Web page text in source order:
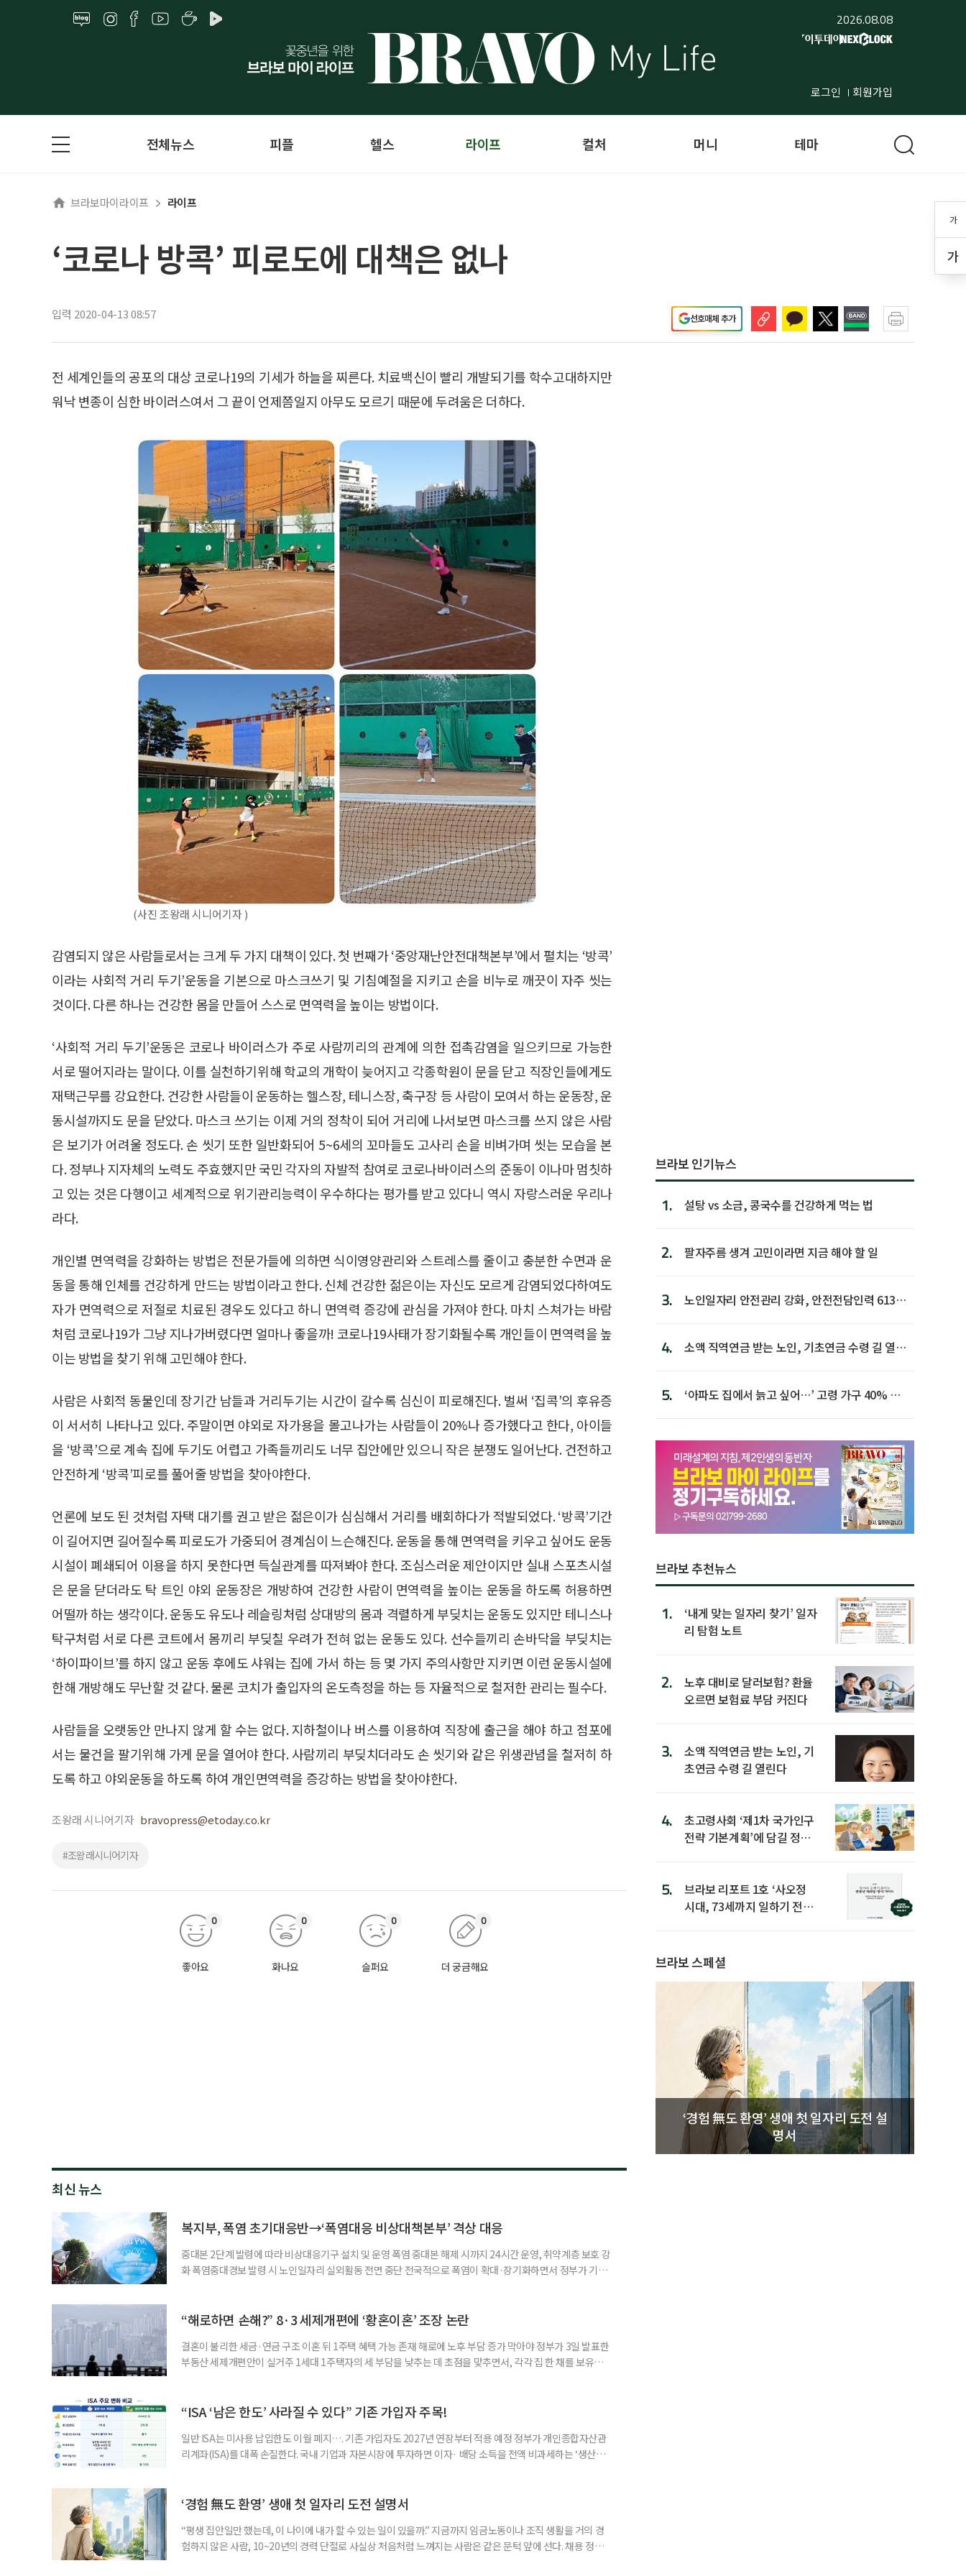
2026.08.08
로그인 회원가입
가
가
전체뉴스 피플 헬스 라이프 컬처 머니 테마
브라보마이라이프 라이프
‘코로나 방콕’ 피로도에 대책은 없나
입력 2020-04-13 08:57 선호매체 추가
전 세계인들의 공포의 대상 코로나19의 기세가 하늘을 찌른다. 치료백신이 빨리 개발되기를 학수고대하지만
워낙 변종이 심한 바이러스여서 그 끝이 언제쯤일지 아무도 모르기 때문에 두려움은 더하다.
(사진 조왕래 시니어기자 )
감염되지 않은 사람들로서는 크게 두 가지 대책이 있다. 첫 번째가 ‘중앙재난안전대책본부’에서 펼치는 ‘방콕’
이라는 사회적 거리 두기’운동을 기본으로 마스크쓰기 및 기침예절을 지키고 손을 비누로 깨끗이 자주 씻는
것이다. 다른 하나는 건강한 몸을 만들어 스스로 면역력을 높이는 방법이다.
‘사회적 거리 두기’운동은 코로나 바이러스가 주로 사람끼리의 관계에 의한 접촉감염을 일으키므로 가능한
서로 떨어지라는 말이다. 이를 실천하기위해 학교의 개학이 늦어지고 각종학원이 문을 닫고 직장인들에게도
재택근무를 강요한다. 건강한 사람들이 운동하는 헬스장, 테니스장, 축구장 등 사람이 모여서 하는 운동장, 운
동시설까지도 문을 닫았다. 마스크 쓰기는 이제 거의 정착이 되어 거리에 나서보면 마스크를 쓰지 않은 사람
은 보기가 어려울 정도다. 손 씻기 또한 일반화되어 5~6세의 꼬마들도 고사리 손을 비벼가며 씻는 모습을 본
다. 정부나 지자체의 노력도 주효했지만 국민 각자의 자발적 참여로 코로나바이러스의 준동이 이나마 멈칫하
고 있는 것은 다행이고 세계적으로 위기관리능력이 우수하다는 평가를 받고 있다니 역시 자랑스러운 우리나
라다.
개인별 면역력을 강화하는 방법은 전문가들에 의하면 식이영양관리와 스트레스를 줄이고 충분한 수면과 운
동을 통해 인체를 건강하게 만드는 방법이라고 한다. 신체 건강한 젊은이는 자신도 모르게 감염되었다하여도
자가 면역력으로 저절로 치료된 경우도 있다고 하니 면역력 증강에 관심을 가져야 한다. 마치 스쳐가는 바람
처럼 코로나19가 그냥 지나가버렸다면 얼마나 좋을까! 코로나19사태가 장기화될수록 개인들이 면역력을 높
이는 방법을 찾기 위해 고민해야 한다.
사람은 사회적 동물인데 장기간 남들과 거리두기는 시간이 갈수록 심신이 피로해진다. 벌써 ‘집콕’의 후유증
이 서서히 나타나고 있다. 주말이면 야외로 자가용을 몰고나가는 사람들이 20%나 증가했다고 한다, 아이들
을 ‘방콕’으로 계속 집에 두기도 어렵고 가족들끼리도 너무 집안에만 있으니 작은 분쟁도 일어난다. 건전하고
안전하게 ‘방콕’피로를 풀어줄 방법을 찾아야한다.
언론에 보도 된 것처럼 자택 대기를 권고 받은 젊은이가 심심해서 거리를 배회하다가 적발되었다. ‘방콕’기간
이 길어지면 길어질수록 피로도가 가중되어 경계심이 느슨해진다. 운동을 통해 면역력을 키우고 싶어도 운동
시설이 폐쇄되어 이용을 하지 못한다면 득실관계를 따져봐야 한다. 조심스러운 제안이지만 실내 스포츠시설
은 문을 닫더라도 탁 트인 야외 운동장은 개방하여 건강한 사람이 면역력을 높이는 운동을 하도록 허용하면
어떨까 하는 생각이다. 운동도 유도나 레슬링처럼 상대방의 몸과 격렬하게 부딪치는 운동도 있지만 테니스나
탁구처럼 서로 다른 코트에서 몸끼리 부딪칠 우려가 전혀 없는 운동도 있다. 선수들끼리 손바닥을 부딪치는
‘하이파이브’를 하지 않고 운동 후에도 샤워는 집에 가서 하는 등 몇 가지 주의사항만 지키면 이런 운동시설에
한해 개방해도 무난할 것 같다. 물론 코치가 출입자의 온도측정을 하는 등 자율적으로 철저한 관리는 필수다.
사람들을 오랫동안 만나지 않게 할 수는 없다. 지하철이나 버스를 이용하여 직장에 출근을 해야 하고 점포에
서는 물건을 팔기위해 가게 문을 열어야 한다. 사람끼리 부딪치더라도 손 씻기와 같은 위생관념을 철저히 하
도록 하고 야외운동을 하도록 하여 개인면역력을 증강하는 방법을 찾아야한다.
조왕래 시니어기자 bravopress@etoday.co.kr
#조왕래시니어기자
좋아요
0
화나요
0
슬퍼요
0
더 궁금해요
0
최신 뉴스
복지부, 폭염 초기대응반→‘폭염대응 비상대책본부’ 격상 대응
중대본 2단계 발령에 따라 비상대응기구 설치 및 운영 폭염 중대본 해제 시까지 24시간 운영, 취약계층 보호 강
화 폭염중대경보 발령 시 노인일자리 실외활동 전면 중단 전국적으로 폭염이 확대·장기화하면서 정부가 기존
책본부(중대본) 2단계(심각)가 발령된 이후에도 폭염이 전국적으로 확대되고 장기화한 데 따른 것이다. 기존에
“해로하면 손해?” 8·3 세제개편에 ‘황혼이혼’ 조장 논란
결혼이 불리한 세금·연금 구조 이혼 뒤 1주택 혜택 가능 존재 해로에 노후 부담 증가 막아야 정부가 3일 발표한
부동산 세제개편안이 실거주 1세대 1주택자의 세 부담을 낮추는 데 초점을 맞추면서, 각각 집 한 채를 보유한
부가 각자 집 한 채씩을 보유하면 한 세대가 두 채를 가진 것으로 보지만, 실제 이혼해 주거와 생계를 분
“ISA ‘남은 한도’ 사라질 수 있다” 기존 가입자 주목!
일반 ISA는 미사용 납입한도 이월 폐지…. 기존 가입자도 2027년 연장부터 적용 예정 정부가 개인종합자산관
리계좌(ISA)를 대폭 손질한다. 국내 기업과 자본시장에 투자하면 이자· 배당 소득을 전액 비과세하는 ‘생산적
기 때문이다. 지난 3일 발표된 세제개편안이 국회 통과 후 그대로 시행된다면 법 시행 전 본
‘경험 無도 환영’ 생애 첫 일자리 도전 설명서
“평생 집안일만 했는데, 이 나이에 내가 할 수 있는 일이 있을까.” 지금까지 임금노동이나 조직 생활을 거의 경
험하지 않은 사람, 10~20년의 경력 단절로 사실상 처음처럼 느껴지는 사람은 같은 문턱 앞에 선다. 채용 정보를
브라보 인기뉴스
1. 설탕 vs 소금, 콩국수를 건강하게 먹는 법
2. 팔자주름 생겨 고민이라면 지금 해야 할 일
3.
노인일자리 안전관리 강화, 안전전담인력 613명
4.
소액 직역연금 받는 노인, 기초연금 수령 길 열린
5.
‘아파도 집에서 늙고 싶어…’ 고령 가구 40% 노
브라보 추천뉴스
1.
‘내게 맞는 일자리 찾기’ 일자
리 탐험 노트
2.
노후 대비로 달러보험? 환율
오르면 보험료 부담 커진다
3.
소액 직역연금 받는 노인, 기
초연금 수령 길 열린다
4.
초고령사회 ‘제1차 국가인구
전략 기본계획’에 담길 정책
5.
브라보 리포트 1호 ‘사오정
시대, 73세까지 일하기 전략’
브라보 스페셜
‘경험 無도 환영’ 생애 첫 일자리 도전 설
명서